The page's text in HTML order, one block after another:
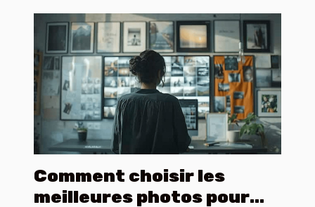
Comment choisir les
meilleures photos pour